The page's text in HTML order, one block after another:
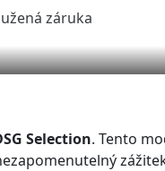
Selection. Tento